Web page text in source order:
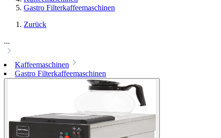
Gastro Filterkaffeemaschinen
Zurück
...
Kaffeemaschinen
Gastro Filterkaffeemaschinen